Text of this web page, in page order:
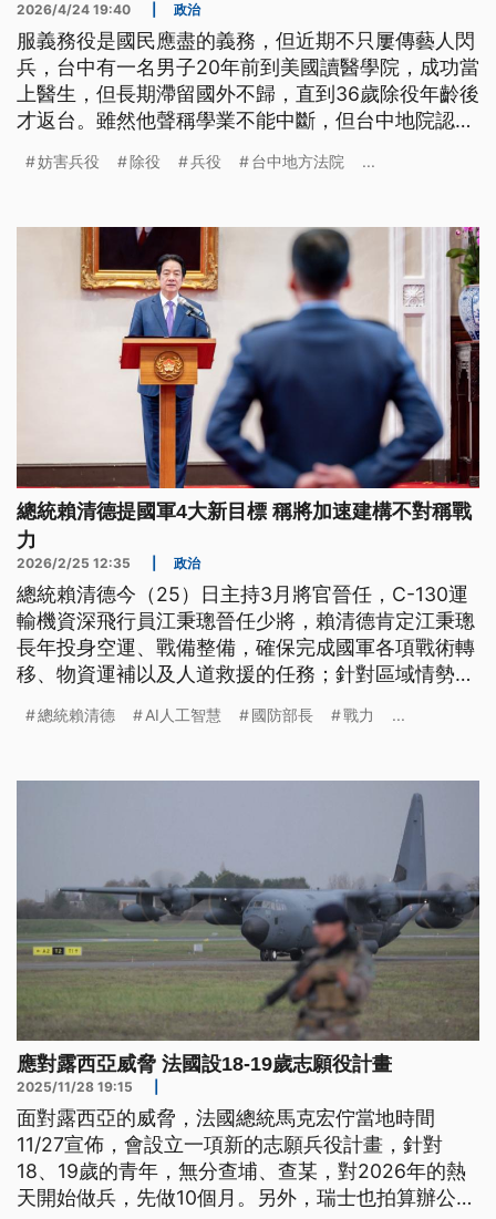
2026/4/24 19:40 政治
服義務役是國民應盡的義務，但近期不只屢傳藝人閃
兵，台中有一名男子20年前到美國讀醫學院，成功當
上醫生，但長期滯留國外不歸，直到36歲除役年齡後
才返台。雖然他聲稱學業不能中斷，但台中地院認為
金，但不得緩刑。
妨害兵役 除役 兵役 台中地方法院 ...
總統賴清德提國軍4大新目標 稱將加速建構不對稱戰
力
2026/2/25 12:35 政治
總統賴清德今（25）日主持3月將官晉任，C-130運
輸機資深飛行員江秉璁晉任少將，賴清德肯定江秉璁
長年投身空運、戰備整備，確保完成國軍各項戰術轉
移、物資運補以及人道救援的任務；針對區域情勢變
總統賴清德 AI人工智慧 國防部長 戰力 ...
應對露西亞威脅 法國設18-19歲志願役計畫
2025/11/28 19:15
面對露西亞的威脅，法國總統馬克宏佇當地時間
11/27宣佈，會設立一項新的志願兵役計畫，針對
18、19歲的青年，無分查埔、查某，對2026年的熱
天開始做兵，先做10個月。另外，瑞士也拍算辦公